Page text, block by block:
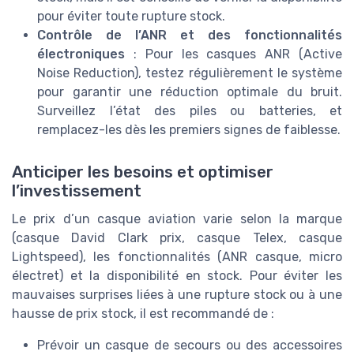
pour éviter toute rupture stock.
Contrôle de l’ANR et des fonctionnalités
électroniques : Pour les casques ANR (Active
Noise Reduction), testez régulièrement le système
pour garantir une réduction optimale du bruit.
Surveillez l’état des piles ou batteries, et
remplacez-les dès les premiers signes de faiblesse.
Anticiper les besoins et optimiser
l’investissement
Le prix d’un casque aviation varie selon la marque
(casque David Clark prix, casque Telex, casque
Lightspeed), les fonctionnalités (ANR casque, micro
électret) et la disponibilité en stock. Pour éviter les
mauvaises surprises liées à une rupture stock ou à une
hausse de prix stock, il est recommandé de :
Prévoir un casque de secours ou des accessoires